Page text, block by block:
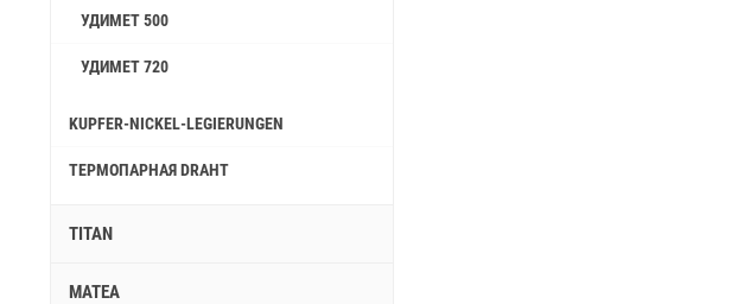
УДИМЕТ 500
УДИМЕТ 720
KUPFER-NICKEL-LEGIERUNGEN
ТЕРМОПАРНАЯ DRAHT
TITAN
MATEA